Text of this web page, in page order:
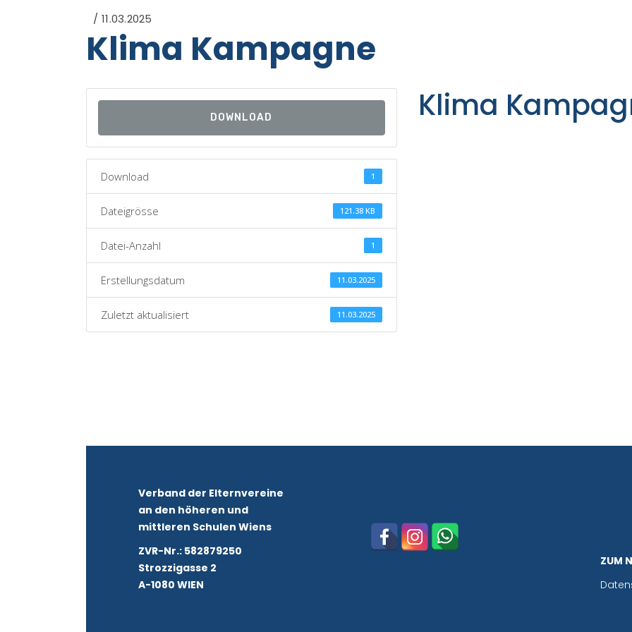
11.03.2025
Klima Kampagne
DOWNLOAD
Download 1
Dateigrösse 121.38 KB
Datei-Anzahl 1
Erstellungsdatum 11.03.2025
Zuletzt aktualisiert 11.03.2025
Klima
Verband der Elternvereine
an den höheren und
mittleren Schulen Wiens
ZVR-Nr.: 582879250
Strozzigasse 2
A-1080 WIEN
ZUM